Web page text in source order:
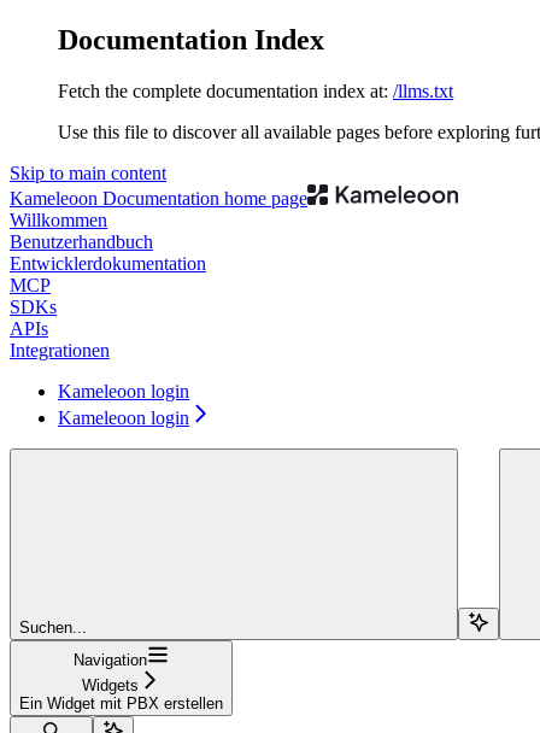
Documentation Index
Fetch the complete documentation index at: /llms.txt
Use this file to discover all available pages before exploring
Skip to main content
Kameleoon Documentation home page
Willkommen
Benutzerhandbuch
Entwicklerdokumentation
MCP
SDKs
APIs
Integrationen
Kameleoon login
Kameleoon login
Suchen...
Navigation
Widgets
Ein Widget mit PBX erstellen